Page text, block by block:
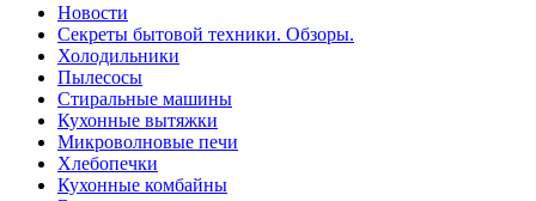
Новости
Секреты бытовой техники. Обзоры.
Холодильники
Пылесосы
Стиральные машины
Кухонные вытяжки
Микроволновые печи
Хлебопечки
Кухонные комбайны